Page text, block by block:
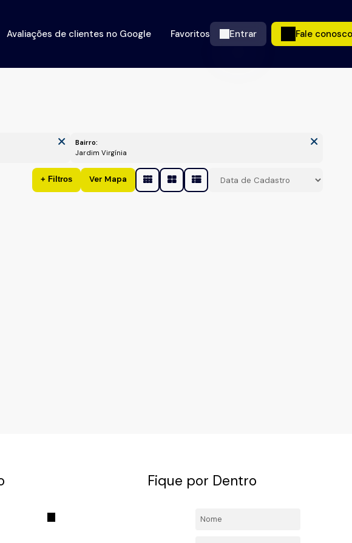
Fale conosco
Entrar
Favoritos
Avaliações de clientes no Google
Bairro:
Jardim Virgínia
Ver Mapa
Fique por Dentro